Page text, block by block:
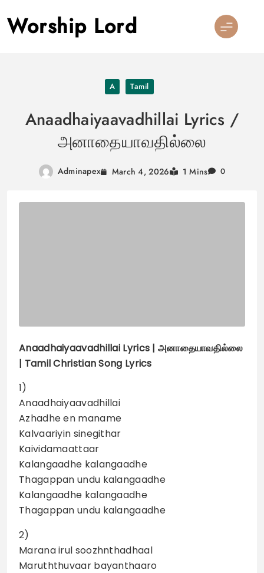
to
content
Worship Lord
A Tamil
Anaadhaiyaavadhillai Lyrics /
அனாதையாவதில்லை
Adminapex March 4, 2026 1 Mins 0
Anaadhaiyaavadhillai Lyrics |அனாதையாவதில்லை
| Tamil Christian Song Lyrics
1)
Anaadhaiyaavadhillai
Azhadhe en maname
Kalvaariyin sinegithar
Kaividamaattaar
Kalangaadhe kalangaadhe
Thagappan undu kalangaadhe
Kalangaadhe kalangaadhe
Thagappan undu kalangaadhe
2)
Marana irul soozhnthadhaal
Maruththuvaar bayanthaaro